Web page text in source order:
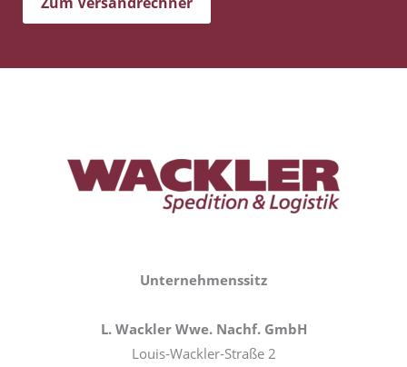
Unternehmenssitz
L. Wackler Wwe. Nachf. GmbH
Louis-Wackler-Straße 2